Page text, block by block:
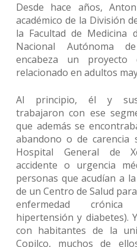
Desde hace años,
académico de la División
la Facultad de Medicina
Nacional Autónoma
encabeza un proyecto
relacionado en adultos
Al principio, él y sus
trabajaron con ese
que además se
abandono o de carencia
Hospital General de
accidente o urgencia
personas que acudían a
de un Centro de Salud
enfermedad
hipertensión y diabetes).
con habitantes de la
Copilco, muchos de